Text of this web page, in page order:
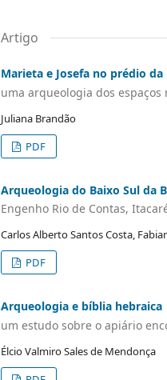
Artigo
Marieta e Josefa no prédio
uma arqueologia dos espaços
Juliana Brandão
PDF
Arqueologia do Baixo Sul da
Engenho Rio de Contas,
Carlos Alberto Santos Costa,
PDF
Arqueologia e bíblia hebraica
um estudo sobre o apiário
Élcio Valmiro Sales de Mendonça